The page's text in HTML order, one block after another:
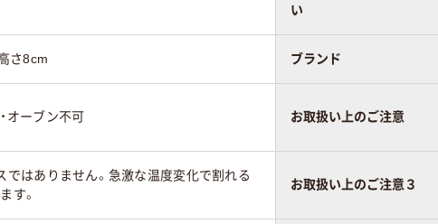
い
さ8cm ブランド
オーブン不可 お取扱い上のご注意
ではありません。急激な温度変化で割れる
す。
お取扱い上のご注意３